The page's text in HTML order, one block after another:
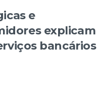
e
explicam
bancários